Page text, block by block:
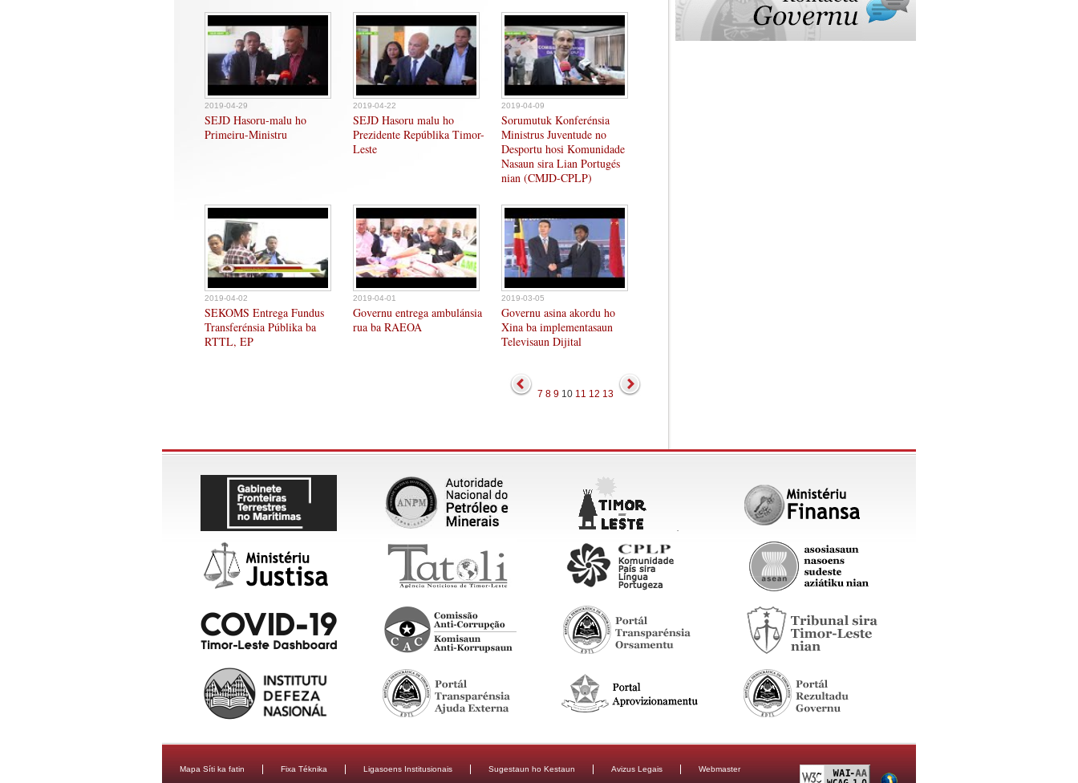
2019-04-29
SEJD Hasoru-malu ho
Primeiru-Ministru
2019-04-22
SEJD Hasoru malu ho
Prezidente Repúblika Timor-
Leste
2019-04-09
Sorumutuk Konferénsia
Ministrus Juventude no
Desportu hosi Komunidade
Nasaun sira Lian Portugés
nian (CMJD-CPLP)
2019-04-02
SEKOMS Entrega Fundus
Transferénsia Públika ba
RTTL, EP
2019-04-01
Governu entrega ambulánsia
rua ba RAEOA
2019-03-05
Governu asina akordu ho
Xina ba implementasaun
Televisaun Dijital
7 8 9 10 11 12 13
Mapa Síti ka fatin Fixa Téknika Ligasoens Institusionais Sugestaun ho Kestaun Avizus Legais Webmaster